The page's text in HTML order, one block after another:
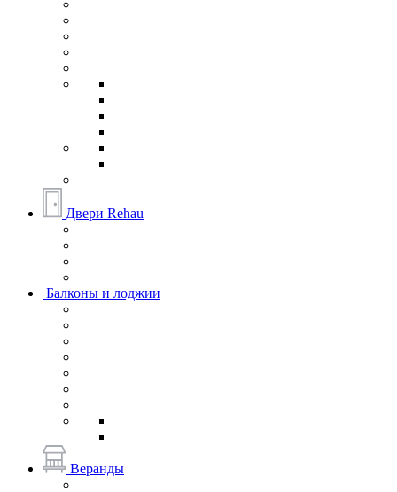
Двери Rehau
Балконы и лоджии
Веранды